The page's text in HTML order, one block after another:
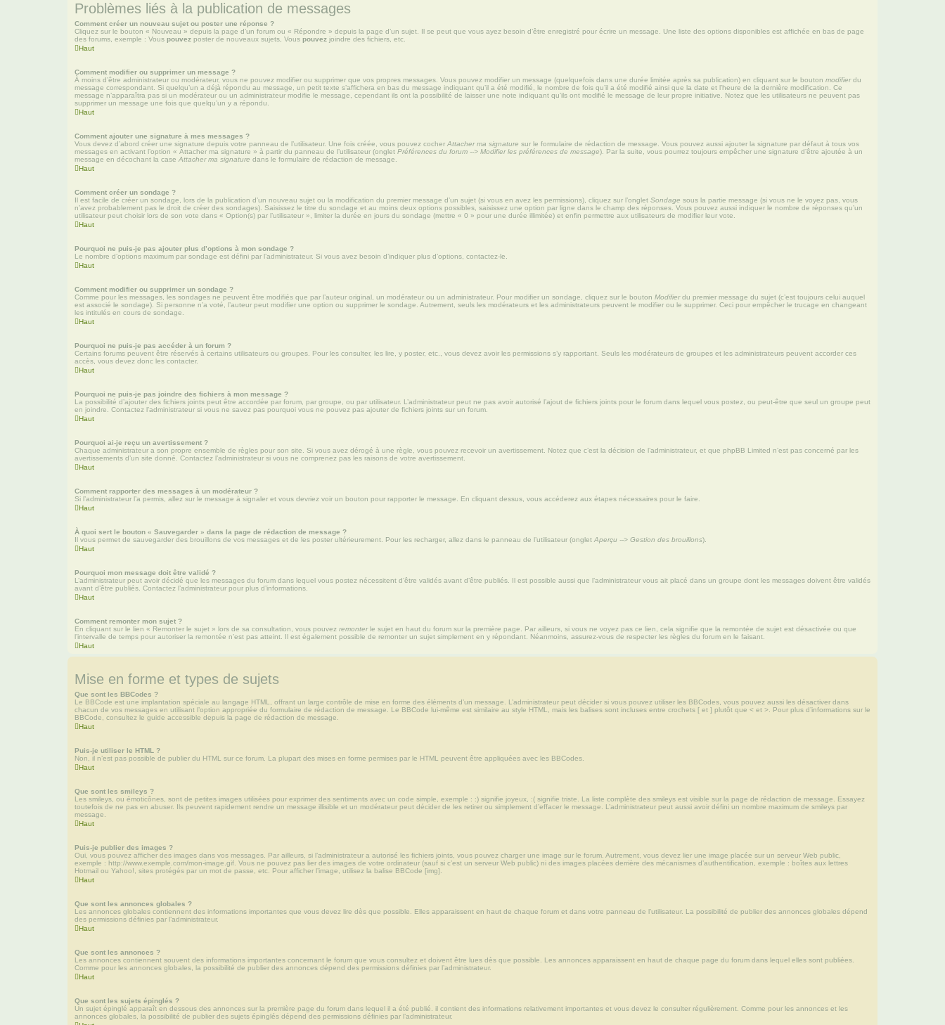
Problèmes liés à la publication de messages
Comment créer un nouveau sujet ou poster une réponse ?
Cliquez sur le bouton « Nouveau » depuis la page d’un forum ou « Répondre » depuis la page d’un sujet. Il se peut que vous ayez besoin d’être enregistré pour écrire un message. Une liste des options disponibles est affichée en bas de page
des forums, exemple : Vous pouvez poster de nouveaux sujets, Vous pouvez joindre des fichiers, etc.
Haut
Comment modifier ou supprimer un message ?
À moins d’être administrateur ou modérateur, vous ne pouvez modifier ou supprimer que vos propres messages. Vous pouvez modifier un message (quelquefois dans une durée limitée après sa publication) en cliquant sur le bouton modifierdu
message correspondant. Si quelqu’un a déjà répondu au message, un petit texte s’affichera en bas du message indiquant qu’il a été modifié, le nombre de fois qu’il a été modifié ainsi que la date et l’heure de la dernière modification. Ce
message n’apparaîtra pas si un modérateur ou un administrateur modifie le message, cependant ils ont la possibilité de laisser une note indiquant qu’ils ont modifié le message de leur propre initiative. Notez que les utilisateurs ne peuvent pas
supprimer un message une fois que quelqu’un y a répondu.
Haut
Comment ajouter une signature à mes messages ?
Vous devez d’abord créer une signature depuis votre panneau de l’utilisateur. Une fois créée, vous pouvez cocher Attacher ma signature sur le formulaire de rédaction de message. Vous pouvez aussi ajouter la signature par défaut à tous vos
messages en activant l’option « Attacher ma signature » à partir du panneau de l’utilisateur (onglet Préférences du forum --> Modifier les préférences de message). Par la suite, vous pourrez toujours empêcher une signature d’être ajoutée à un
message en décochant la case Attacher ma signature dans le formulaire de rédaction de message.
Haut
Comment créer un sondage ?
Il est facile de créer un sondage, lors de la publication d’un nouveau sujet ou la modification du premier message d’un sujet (si vous en avez les permissions), cliquez sur l’onglet Sondage sous la partie message (si vous ne le voyez pas, vous
n’avez probablement pas le droit de créer des sondages). Saisissez le titre du sondage et au moins deux options possibles, saisissez une option par ligne dans le champ des réponses. Vous pouvez aussi indiquer le nombre de réponses qu’un
utilisateur peut choisir lors de son vote dans « Option(s) par l’utilisateur », limiter la durée en jours du sondage (mettre « 0 » pour une durée illimitée) et enfin permettre aux utilisateurs de modifier leur vote.
Haut
Pourquoi ne puis-je pas ajouter plus d’options à mon sondage ?
Le nombre d’options maximum par sondage est défini par l’administrateur. Si vous avez besoin d’indiquer plus d’options, contactez-le.
Haut
Comment modifier ou supprimer un sondage ?
Comme pour les messages, les sondages ne peuvent être modifiés que par l’auteur original, un modérateur ou un administrateur. Pour modifier un sondage, cliquez sur le bouton Modifierdu premier message du sujet (c’est toujours celui auquel
est associé le sondage). Si personne n’a voté, l’auteur peut modifier une option ou supprimer le sondage. Autrement, seuls les modérateurs et les administrateurs peuvent le modifier ou le supprimer. Ceci pour empêcher le trucage en changeant
les intitulés en cours de sondage.
Haut
Pourquoi ne puis-je pas accéder à un forum ?
Certains forums peuvent être réservés à certains utilisateurs ou groupes. Pour les consulter, les lire, y poster, etc., vous devez avoir les permissions s’y rapportant. Seuls les modérateurs de groupes et les administrateurs peuvent accorder ces
accès, vous devez donc les contacter.
Haut
Pourquoi ne puis-je pas joindre des fichiers à mon message ?
La possibilité d’ajouter des fichiers joints peut être accordée par forum, par groupe, ou par utilisateur. L’administrateur peut ne pas avoir autorisé l’ajout de fichiers joints pour le forum dans lequel vous postez, ou peut-être que seul un groupe peut
en joindre. Contactez l’administrateur si vous ne savez pas pourquoi vous ne pouvez pas ajouter de fichiers joints sur un forum.
Haut
Pourquoi ai-je reçu un avertissement ?
Chaque administrateur a son propre ensemble de règles pour son site. Si vous avez dérogé à une règle, vous pouvez recevoir un avertissement. Notez que c’est la décision de l’administrateur, et que phpBB Limited n’est pas concerné par les
avertissements d’un site donné. Contactez l’administrateur si vous ne comprenez pas les raisons de votre avertissement.
Haut
Comment rapporter des messages à un modérateur ?
Si l’administrateur l’a permis, allez sur le message à signaler et vous devriez voir un bouton pour rapporter le message. En cliquant dessus, vous accéderez aux étapes nécessaires pour le faire.
Haut
À quoi sert le bouton « Sauvegarder » dans la page de rédaction de message ?
Il vous permet de sauvegarder des brouillons de vos messages et de les poster ultérieurement. Pour les recharger, allez dans le panneau de l’utilisateur (onglet Aperçu --> Gestion des brouillons).
Haut
Pourquoi mon message doit être validé ?
L’administrateur peut avoir décidé que les messages du forum dans lequel vous postez nécessitent d’être validés avant d’être publiés. Il est possible aussi que l’administrateur vous ait placé dans un groupe dont les messages doivent être validés
avant d’être publiés. Contactez l’administrateur pour plus d’informations.
Haut
Comment remonter mon sujet ?
En cliquant sur le lien « Remonter le sujet » lors de sa consultation, vous pouvez remonterle sujet en haut du forum sur la première page. Par ailleurs, si vous ne voyez pas ce lien, cela signifie que la remontée de sujet est désactivée ou que
l’intervalle de temps pour autoriser la remontée n’est pas atteint. Il est également possible de remonter un sujet simplement en y répondant. Néanmoins, assurez-vous de respecter les règles du forum en le faisant.
Haut
Mise en forme et types de sujets
Que sont les BBCodes ?
Le BBCode est une implantation spéciale au langage HTML, offrant un large contrôle de mise en forme des éléments d’un message. L’administrateur peut décider si vous pouvez utiliser les BBCodes, vous pouvez aussi les désactiver dans
chacun de vos messages en utilisant l’option appropriée du formulaire de rédaction de message. Le BBCode lui-même est similaire au style HTML, mais les balises sont incluses entre crochets [ et ] plutôt que < et >. Pour plus d’informations sur le
BBCode, consultez le guide accessible depuis la page de rédaction de message.
Haut
Puis-je utiliser le HTML ?
Non, il n’est pas possible de publier du HTML sur ce forum. La plupart des mises en forme permises par le HTML peuvent être appliquées avec les BBCodes.
Haut
Que sont les smileys ?
Les smileys, ou émoticônes, sont de petites images utilisées pour exprimer des sentiments avec un code simple, exemple : :) signifie joyeux, :( signifie triste. La liste complète des smileys est visible sur la page de rédaction de message. Essayez
toutefois de ne pas en abuser. Ils peuvent rapidement rendre un message illisible et un modérateur peut décider de les retirer ou simplement d’effacer le message. L’administrateur peut aussi avoir défini un nombre maximum de smileys par
message.
Haut
Puis-je publier des images ?
Oui, vous pouvez afficher des images dans vos messages. Par ailleurs, si l’administrateur a autorisé les fichiers joints, vous pouvez charger une image sur le forum. Autrement, vous devez lier une image placée sur un serveur Web public,
exemple : http://www.exemple.com/mon-image.gif. Vous ne pouvez pas lier des images de votre ordinateur (sauf si c’est un serveur Web public) ni des images placées derrière des mécanismes d’authentification, exemple : boîtes aux lettres
Hotmail ou Yahoo!, sites protégés par un mot de passe, etc. Pour afficher l’image, utilisez la balise BBCode [img].
Haut
Que sont les annonces globales ?
Les annonces globales contiennent des informations importantes que vous devez lire dès que possible. Elles apparaissent en haut de chaque forum et dans votre panneau de l’utilisateur. La possibilité de publier des annonces globales dépend
des permissions définies par l’administrateur.
Haut
Que sont les annonces ?
Les annonces contiennent souvent des informations importantes concernant le forum que vous consultez et doivent être lues dès que possible. Les annonces apparaissent en haut de chaque page du forum dans lequel elles sont publiées.
Comme pour les annonces globales, la possibilité de publier des annonces dépend des permissions définies par l’administrateur.
Haut
Que sont les sujets épinglés ?
Un sujet épinglé apparaît en dessous des annonces sur la première page du forum dans lequel il a été publié. il contient des informations relativement importantes et vous devez le consulter régulièrement. Comme pour les annonces et les
annonces globales, la possibilité de publier des sujets épinglés dépend des permissions définies par l’administrateur.